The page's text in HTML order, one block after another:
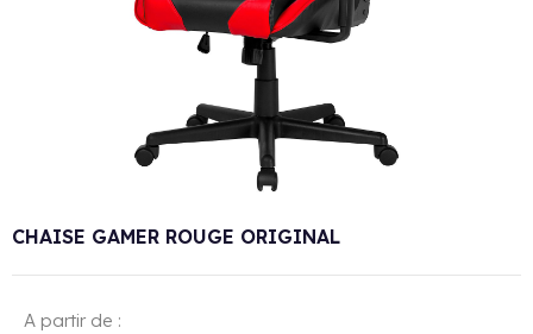
CHAISE GAMER ROUGE ORIGINAL
A partir de :